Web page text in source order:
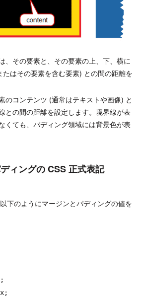
、その要素と、その要素の上、下、横に
はその要素を含む要素) との間の距離を
のコンテンツ (通常はテキストや画像) と
との間の距離を設定します。境界線が表
くても、パディング領域には背景色が表
ィングの CSS 正式表記
下のようにマージンとパディングの値を